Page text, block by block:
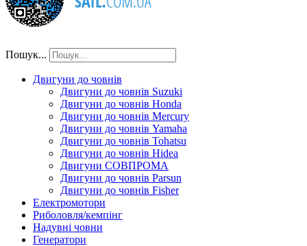
Пошук...
Двигуни до човнів
Двигуни до човнів Suzuki
Двигуни до човнів Honda
Двигуни до човнів Mercury
Двигуни до човнів Yamaha
Двигуни до човнів Tohatsu
Двигуни до човнів Hidea
Двигуни СОВПРОМА
Двигуни до човнів Parsun
Двигуни до човнів Fisher
Електромотори
Риболовля/кемпінг
Надувні човни
Генератори